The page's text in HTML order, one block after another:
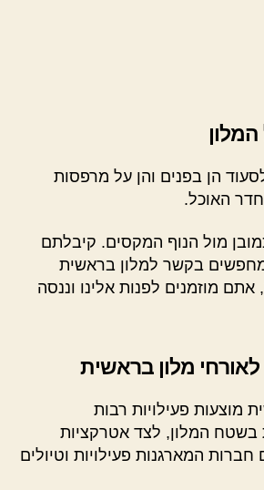
הן בפנים והן על מרפסות
האוכל.
מול הנוף המקסים. קיבלתם
בקשר למלון בראשית
מוזמנים לפנות אלינו וננסה
מלון בראשית
מוצעות פעילויות רבות
בשטח המלון, לצד אטרקציות
המארגנות פעילויות וטיולים